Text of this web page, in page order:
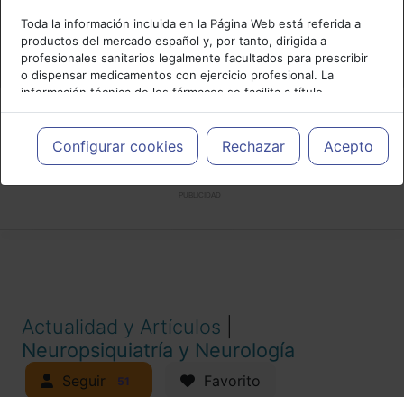
Cancelar
Toda la información incluida en la Página Web está referida a
productos del mercado español y, por tanto, dirigida a
profesionales sanitarios legalmente facultados para prescribir
o dispensar medicamentos con ejercicio profesional. La
información técnica de los fármacos se facilita a título
meramente informativo, siendo responsabilidad de los
profesionales facultados prescribir medicamentos y decidir, en
cada caso concreto, el tratamiento más adecuado a las
necesidades del paciente.
Configurar cookies Rechazar Acepto
Actualidad y Artículos
Neuropsiquiatría y Neurología
Seguir 51 Favorito